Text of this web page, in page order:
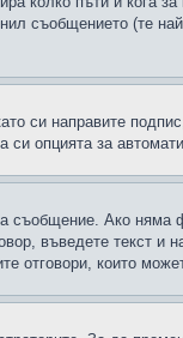
съобщението (те
си направите
опцията за
съобщение. Ако няма
въведете текст и
отговори, които